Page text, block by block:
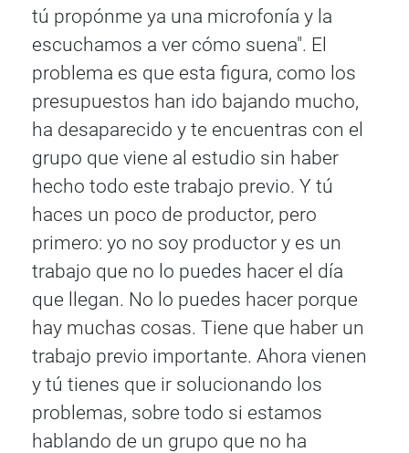
tú propónme ya una microfonía y la
escuchamos a ver cómo suena". El
problema es que esta figura, como los
presupuestos han ido bajando mucho,
ha desaparecido y te encuentras con el
grupo que viene al estudio sin haber
hecho todo este trabajo previo. Y tú
haces un poco de productor, pero
primero: yo no soy productor y es un
trabajo que no lo puedes hacer el día
que llegan. No lo puedes hacer porque
hay muchas cosas. Tiene que haber un
trabajo previo importante. Ahora vienen
y tú tienes que ir solucionando los
problemas, sobre todo si estamos
hablando de un grupo que no ha